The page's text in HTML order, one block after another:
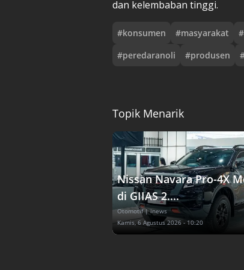
dan kelembaban tinggi.
#konsumen #masyarakat #
#peredaranoli #produsen
Topik Menarik
Nissan Navara Pro-4X
di GIIAS 2....
Otomotif | inews
Kamis, 6 Agustus 2026 - 10:20